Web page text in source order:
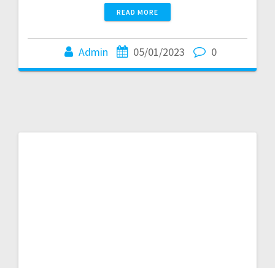
READ MORE
Admin 05/01/2023 0